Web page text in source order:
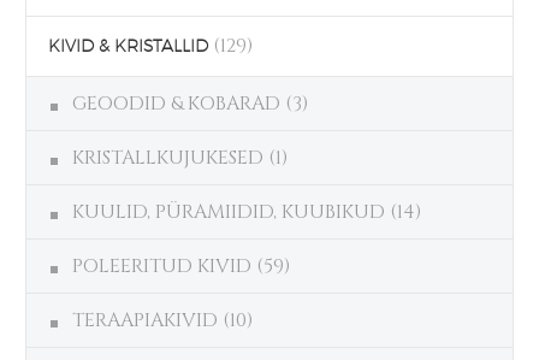
KIVID & KRISTALLID (129)
GEOODID & KOBARAD (3)
KRISTALLKUJUKESED (1)
KUULID, PÜRAMIIDID, KUUBIKUD (14)
POLEERITUD KIVID (59)
TERAAPIAKIVID (10)